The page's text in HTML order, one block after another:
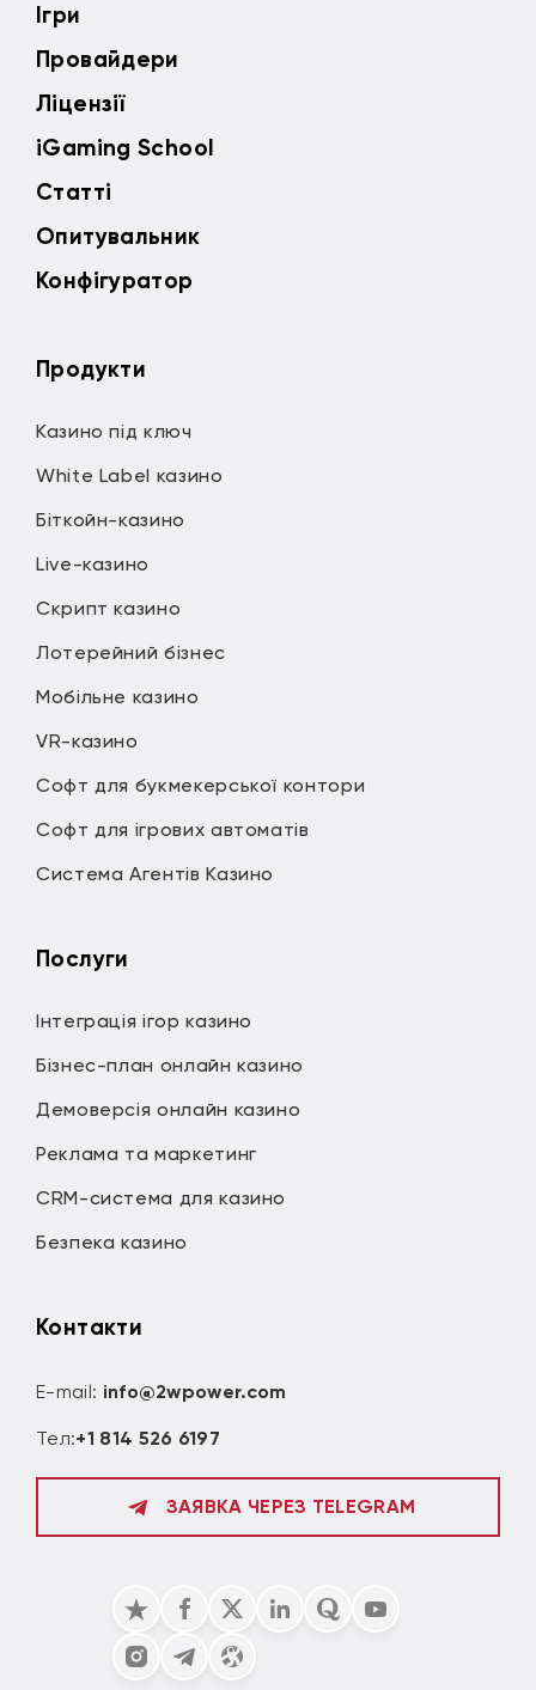
Ігри
Провайдери
Ліцензії
iGaming School
Статті
Опитувальник
Конфігуратор
Продукти
Казино під ключ
White Label казино
Біткойн-казино
Live-казино
Скрипт казино
Лотерейний бізнес
Мобільне казино
VR-казино
Софт для букмекерської контори
Софт для ігрових автоматів
Система Агентів Казино
Послуги
Інтеграція ігор казино
Бізнес-план онлайн казино
Демоверсія онлайн казино
Реклама та маркетинг
CRM-система для казино
Безпека казино
Контакти
E-mail: info@2wpower.com
Тел:+1 814 526 6197
ЗАЯВКА ЧЕРЕЗ TELEGRAM